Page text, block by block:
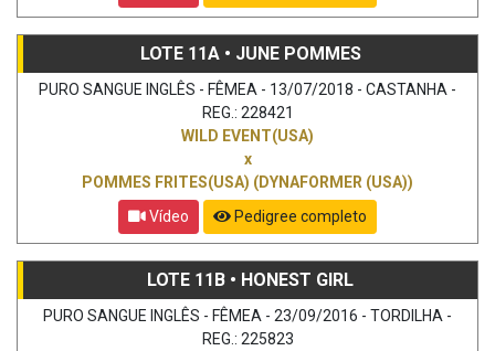
LOTE 11A • JUNE POMMES
PURO SANGUE INGLÊS - FÊMEA - 13/07/2018 - CASTANHA -
REG.: 228421
WILD EVENT(USA)
x
POMMES FRITES(USA) (DYNAFORMER (USA))
Vídeo
Pedigree completo
LOTE 11B • HONEST GIRL
PURO SANGUE INGLÊS - FÊMEA - 23/09/2016 - TORDILHA -
REG.: 225823